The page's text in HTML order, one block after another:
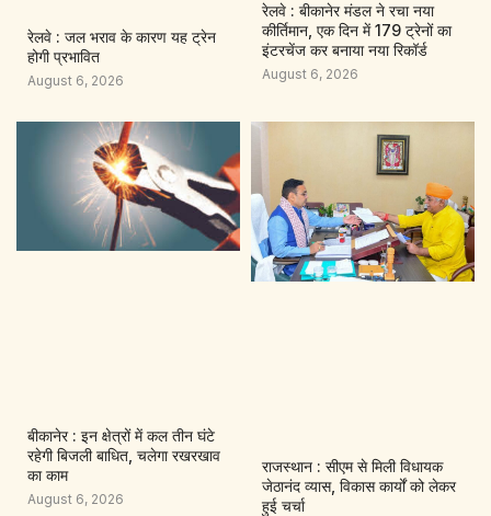
रेलवे : जल भराव के कारण यह ट्रेन
होगी प्रभावित
August 6, 2026
रेलवे : बीकानेर मंडल ने रचा नया
कीर्तिमान, एक दिन में 179 ट्रेनों का
इंटरचेंज कर बनाया नया रिकॉर्ड
August 6, 2026
बीकानेर : इन क्षेत्रों में कल तीन घंटे
रहेगी बिजली बाधित, चलेगा रखरखाव
का काम
August 6, 2026
राजस्थान : सीएम से मिली विधायक
जेठानंद व्यास, विकास कार्यों को लेकर
हुई चर्चा